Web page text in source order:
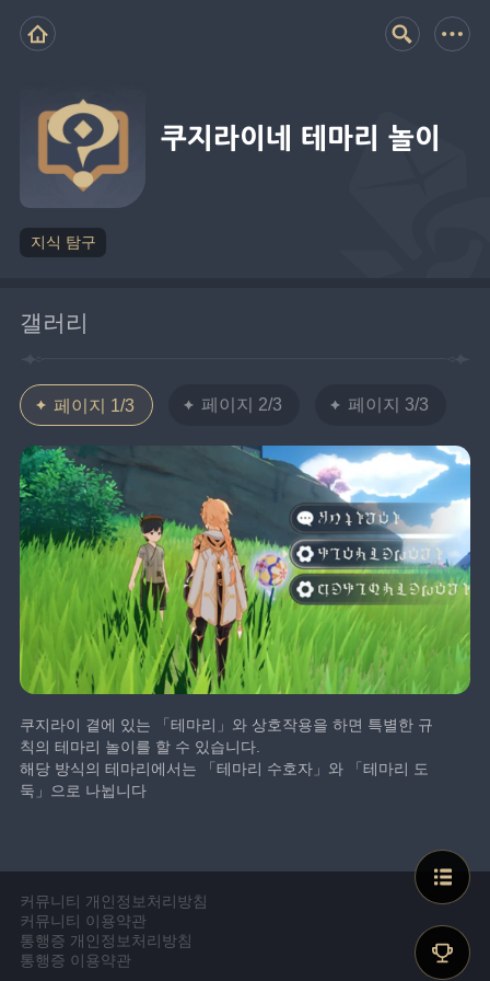
쿠지라이네 테마리 놀이
지식 탐구
갤러리
페이지 1/3 페이지 2/3 페이지 3/3
쿠지라이 곁에 있는 「테마리」와 상호작용을 하면 특별한 규
칙의 테마리 놀이를 할 수 있습니다.
해당 방식의 테마리에서는 「테마리 수호자」와 「테마리 도
둑」으로 나뉩니다
커뮤니티 개인정보처리방침
커뮤니티 이용약관
통행증 개인정보처리방침
통행증 이용약관